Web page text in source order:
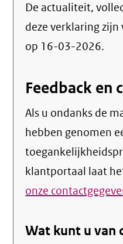
De actualiteit,
deze verklaring
op 16-03-2026.
Feedback en
Als u ondanks de
hebben genomen
klantportaal laat
onze
Wat kunt u van